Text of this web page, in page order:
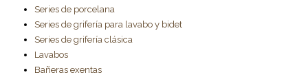
Series de porcelana
Series de grifería para lavabo y bidet
Series de grifería clásica
Lavabos
Bañeras exentas